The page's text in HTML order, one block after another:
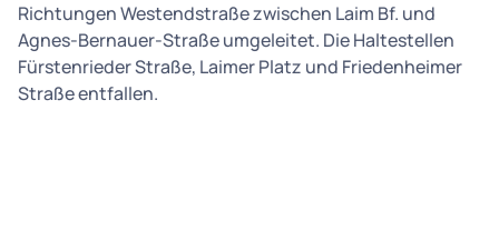
Richtungen Westendstraße zwischen Laim Bf. und
Agnes-Bernauer-Straße umgeleitet. Die Haltestellen
Fürstenrieder Straße, Laimer Platz und Friedenheimer
Straße entfallen.